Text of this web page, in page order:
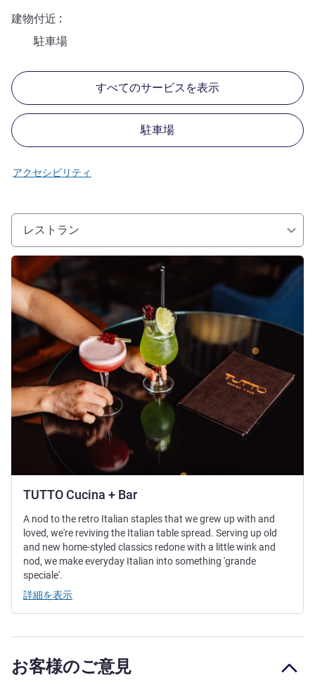
建物付近
駐車場
すべてのサービスを表示
駐車場
アクセシビリティ
レストラン
TUTTO Cucina + Bar
詳細を表示
A nod to the retro Italian staples that we grew up with and
loved, we're reviving the Italian table spread. Serving up old
and new home-styled classics redone with a little wink and
nod, we make everyday Italian into something 'grande
speciale'.
詳細を表示
お客様のご意見